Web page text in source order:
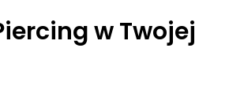
w Twojej